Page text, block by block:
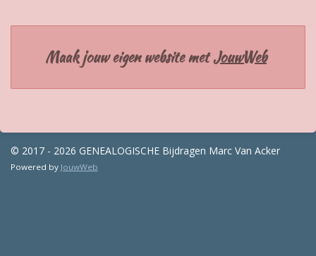
Maak jouw eigen website met JouwWeb
© 2017 - 2026 GENEALOGISCHE Bijdragen Marc Van Acker
Powered by JouwWeb